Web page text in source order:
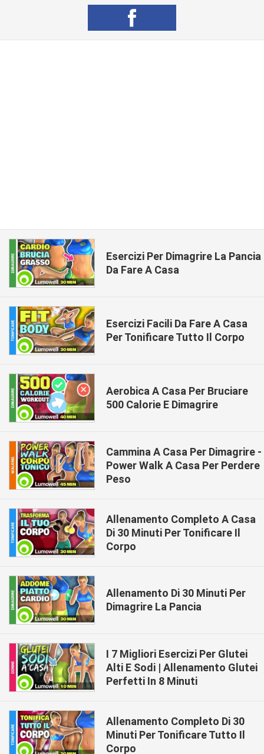
Esercizi Per Dimagrire La Pancia
Da Fare A Casa
Esercizi Facili Da Fare A Casa
Per Tonificare Tutto Il Corpo
Aerobica A Casa Per Bruciare
500 Calorie E Dimagrire
Cammina A Casa Per Dimagrire -
Power Walk A Casa Per Perdere
Peso
Allenamento Completo A Casa
Di 30 Minuti Per Tonificare Il
Corpo
Allenamento Di 30 Minuti Per
Dimagrire La Pancia
I 7 Migliori Esercizi Per Glutei
Alti E Sodi | Allenamento Glutei
Perfetti In 8 Minuti
Allenamento Completo Di 30
Minuti Per Tonificare Tutto Il
Corpo